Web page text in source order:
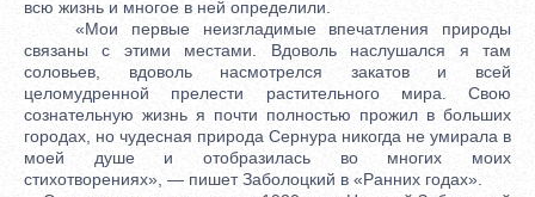
всю жизнь и многое в ней определили.
«Мои первые неизгладимые впечатления природы
связаны с этими местами. Вдоволь наслушался я там
соловьев, вдоволь насмотрелся закатов и всей
целомудренной прелести растительного мира. Свою
сознательную жизнь я почти полностью прожил в больших
городах, но чудесная природа Сернура никогда не умирала в
моей душе и отобразилась во многих моих
стихотворениях», — пишет Заболоцкий в «Ранних годах».